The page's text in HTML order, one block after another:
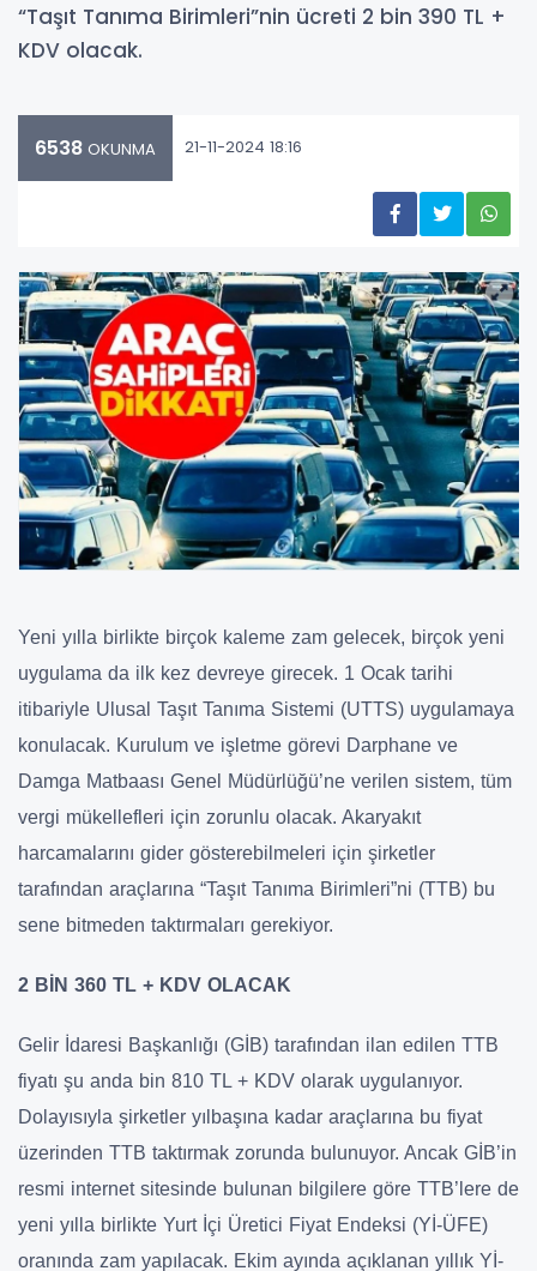
“Taşıt Tanıma Birimleri”nin ücreti 2 bin 390 TL +
KDV olacak.
6538 OKUNMA 21-11-2024 18:16
Yeni yılla birlikte birçok kaleme zam gelecek, birçok yeni
uygulama da ilk kez devreye girecek. 1 Ocak tarihi
itibariyle Ulusal Taşıt Tanıma Sistemi (UTTS) uygulamaya
konulacak. Kurulum ve işletme görevi Darphane ve
Damga Matbaası Genel Müdürlüğü’ne verilen sistem, tüm
vergi mükellefleri için zorunlu olacak. Akaryakıt
harcamalarını gider gösterebilmeleri için şirketler
tarafından araçlarına “Taşıt Tanıma Birimleri”ni (TTB) bu
sene bitmeden taktırmaları gerekiyor.
2 BİN 360 TL + KDV OLACAK
Gelir İdaresi Başkanlığı (GİB) tarafından ilan edilen TTB
fiyatı şu anda bin 810 TL + KDV olarak uygulanıyor.
Dolayısıyla şirketler yılbaşına kadar araçlarına bu fiyat
üzerinden TTB taktırmak zorunda bulunuyor. Ancak GİB’in
resmi internet sitesinde bulunan bilgilere göre TTB’lere de
yeni yılla birlikte Yurt İçi Üretici Fiyat Endeksi (Yİ-ÜFE)
oranında zam yapılacak. Ekim ayında açıklanan yıllık Yİ-